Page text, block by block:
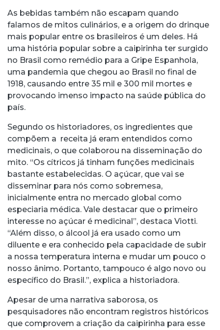
As bebidas também não escapam quando
falamos de mitos culinários, e a origem do drinque
mais popular entre os brasileiros é um deles. Há
uma história popular sobre a caipirinha ter surgido
no Brasil como remédio para a Gripe Espanhola,
uma pandemia que chegou ao Brasil no final de
1918, causando entre 35 mil e 300 mil mortes e
provocando imenso impacto na saúde pública do
país.
Segundo os historiadores, os ingredientes que
compõem a receita já eram entendidos como
medicinais, o que colaborou na disseminação do
mito. “Os cítricos já tinham funções medicinais
bastante estabelecidas. O açúcar, que vai se
disseminar para nós como sobremesa,
inicialmente entra no mercado global como
especiaria médica. Vale destacar que o primeiro
interesse no açúcar é medicinal”, destaca Viotti.
“Além disso, o álcool já era usado como um
diluente e era conhecido pela capacidade de subir
a nossa temperatura interna e mudar um pouco o
nosso ânimo. Portanto, tampouco é algo novo ou
específico do Brasil.”, explica a historiadora.
Apesar de uma narrativa saborosa, os
pesquisadores não encontram registros históricos
que comprovem a criação da caipirinha para esse